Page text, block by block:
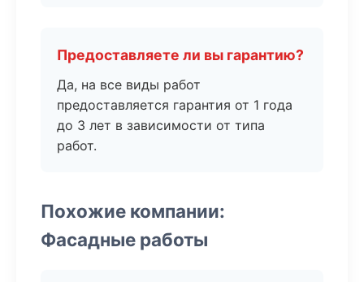
Предоставляете ли вы гарантию?
Да, на все виды работ
предоставляется гарантия от 1 года
до 3 лет в зависимости от типа
работ.
Похожие компании:
Фасадные работы